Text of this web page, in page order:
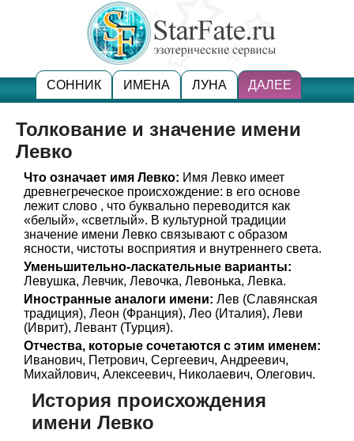
СОННИК ИМЕНА ЛУНА ДАЛЕЕ
Толкование и значение имени
Левко
Что означает имя Левко: Имя Левко имеет
древнегреческое происхождение: в его основе
лежит слово , что буквально переводится как
«белый», «светлый». В культурной традиции
значение имени Левко связывают с образом
ясности, чистоты восприятия и внутреннего света.
Уменьшительно-ласкательные варианты:
Левушка, Левчик, Левочка, Левонька, Левка.
Иностранные аналоги имени: Лев (Славянская
традиция), Леон (Франция), Лео (Италия), Леви
(Иврит), Левант (Турция).
Отчества, которые сочетаются с этим именем:
Иванович, Петрович, Сергеевич, Андреевич,
Михайлович, Алексеевич, Николаевич, Олегович.
История происхождения
имени Левко